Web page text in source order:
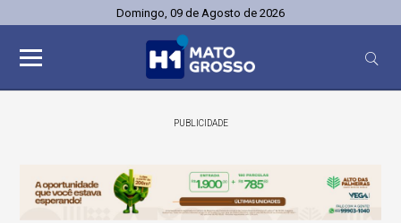
Domingo, 09 de Agosto de 2026
PUBLICIDADE